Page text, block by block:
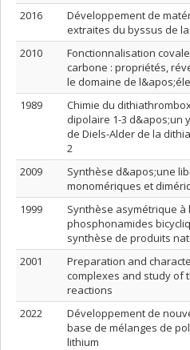
2016
Développement de
extraites du byssus de
2010
Fonctionnalisation
carbone : propriétés,
le domaine de
1989
Chimie du
dipolaire 1-3 d&apos;un
de Diels-Alder de la
2
2009
Synthèse d&apos;une
monomériques et
1999
Synthèse asymétrique à
phosphonamides
synthèse de produits
2001
Preparation and
complexes and study of
reactions
2022
Développement de
base de mélanges de
lithium